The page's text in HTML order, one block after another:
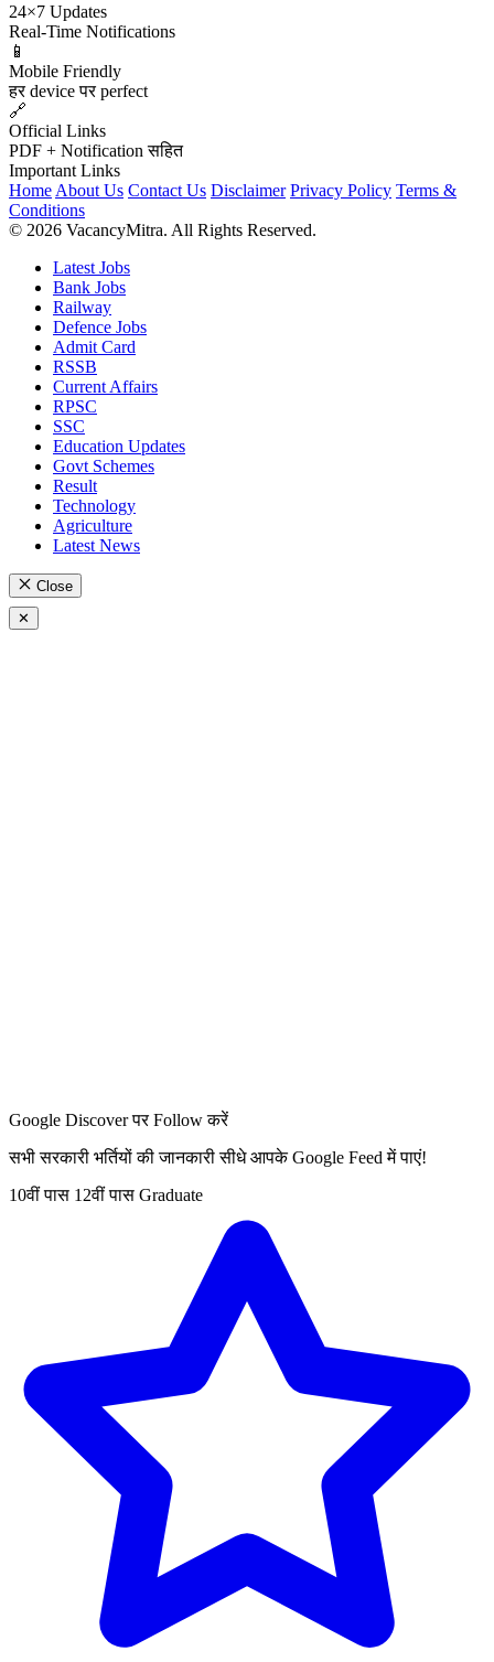
24×7 Updates
Real-Time Notifications
📱
Mobile Friendly
हर device पर perfect
🔗
Official Links
PDF + Notification सहित
Important Links
Home About Us Contact Us Disclaimer Privacy Policy Terms &
Conditions
© 2026 VacancyMitra. All Rights Reserved.
Latest Jobs
Bank Jobs
Railway
Defence Jobs
Admit Card
RSSB
Current Affairs
RPSC
SSC
Education Updates
Govt Schemes
Result
Technology
Agriculture
Latest News
Close
✕
Google Discover पर Follow करें
सभी सरकारी भर्तियों की जानकारी सीधे आपके Google Feed में पाएं!
10वीं पास 12वीं पास Graduate